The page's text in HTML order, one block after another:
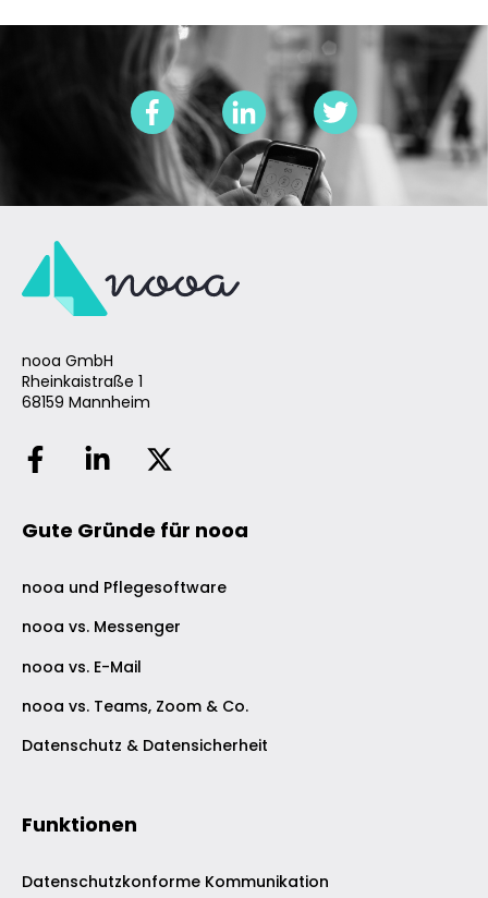
nooa GmbH
Rheinkaistraße 1
68159 Mannheim
Gute Gründe für nooa
nooa und Pflegesoftware
nooa vs. Messenger
nooa vs. E-Mail
nooa vs. Teams, Zoom & Co.
Datenschutz & Datensicherheit
Funktionen
Datenschutzkonforme Kommunikation